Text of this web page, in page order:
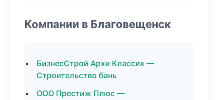
Компании в Благовещенск
БизнесСтрой Архи Классик —
Строительство бань
ООО Престиж Плюс —